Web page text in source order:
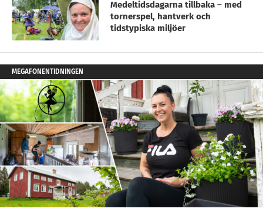
Medeltidsdagarna tillbaka – med
tornerspel, hantverk och
tidstypiska miljöer
MEGAFONENTIDNINGEN